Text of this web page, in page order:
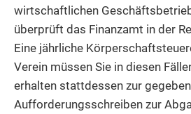
wirtschaftlichen
überprüft das Finanzamt in der
Eine jährliche
Verein müssen Sie in diesen
erhalten stattdessen zur
Aufforderungsschreiben zur